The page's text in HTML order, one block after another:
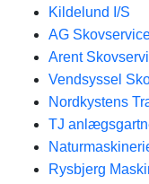
Kildelund I/S
AG
Arent
Vendsyssel
Nordkystens
TJ
Rysbjerg